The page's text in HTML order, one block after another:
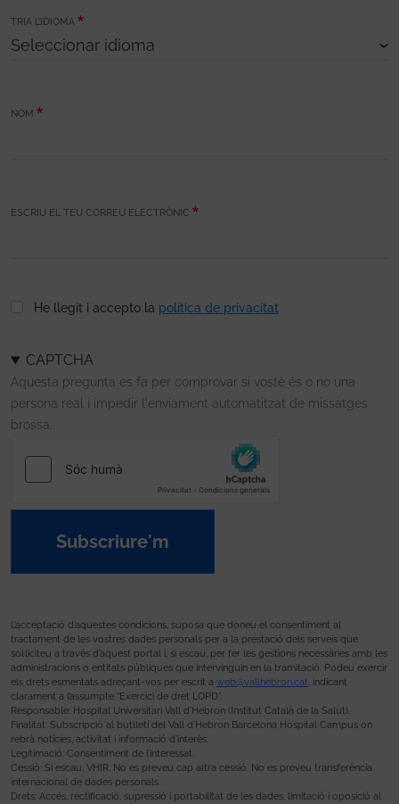
TRIA L’IDIOMA
NOM
ESCRIU EL TEU CORREU ELECTRÒNIC
He llegit i accepto la política de privacitat
CAPTCHA
Aquesta pregunta es fa per comprovar si vostè és o no una
persona real i impedir l'enviament automatitzat de missatges
brossa.
Subscriure'm
L’acceptació d’aquestes condicions, suposa que doneu el consentiment al
tractament de les vostres dades personals per a la prestació dels serveis que
sol·liciteu a través d’aquest portal i, si escau, per fer les gestions necessàries amb les
administracions o entitats públiques que intervinguin en la tramitació. Podeu exercir
els drets esmentats adreçant-vos per escrit a web@vallhebron.cat, indicant
clarament a l’assumpte “Exercici de dret LOPD”.
Responsable: Hospital Universitari Vall d’Hebron (Institut Català de la Salut).
Finalitat: Subscripció al butlletí del Vall d’Hebron Barcelona Hospital Campus on
rebrà notícies, activitat i informació d’interès.
Legitimació: Consentiment de l’interessat.
Cessió: Si escau, VHIR. No es preveu cap altra cessió. No es preveu transferència
internacional de dades personals.
Drets: Accés, rectificació, supressió i portabilitat de les dades, limitació i oposició al